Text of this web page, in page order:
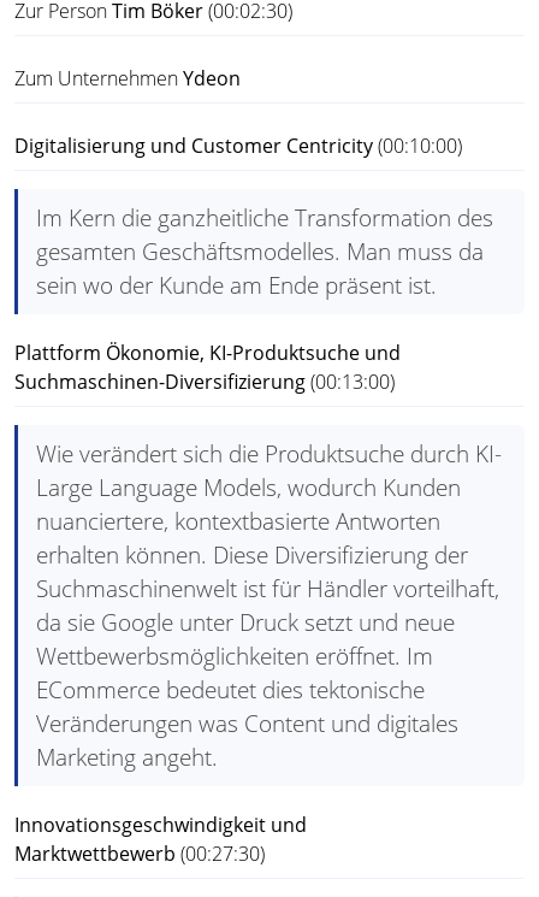
Zur PersonTim Böker(00:02:30)
Zum UnternehmenYdeon
Digitalisierung und Customer Centricity(00:10:00)
Im Kern die ganzheitliche Transformation des
gesamten Geschäftsmodelles. Man muss da
sein wo der Kunde am Ende präsent ist.
Plattform Ökonomie, KI-Produktsuche und
Suchmaschinen-Diversifizierung(00:13:00)
Wie verändert sich die Produktsuche durch KI-
Large Language Models, wodurch Kunden
nuanciertere, kontextbasierte Antworten
erhalten können. Diese Diversifizierung der
Suchmaschinenwelt ist für Händler vorteilhaft,
da sie Google unter Druck setzt und neue
Wettbewerbsmöglichkeiten eröffnet. Im
ECommerce bedeutet dies tektonische
Veränderungen was Content und digitales
Marketing angeht.
Innovationsgeschwindigkeit und
Marktwettbewerb (00:27:30)